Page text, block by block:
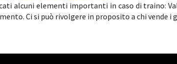
alcuni elementi importanti in caso di traino:
Ci si può rivolgere in proposito a chi vende i